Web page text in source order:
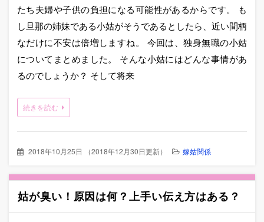
たち夫婦や子供の負担になる可能性があるからです。 も
し旦那の姉妹である小姑がそうであるとしたら、近い間柄
なだけに不安は倍増しますね。 今回は、独身無職の小姑
についてまとめました。 そんな小姑にはどんな事情があ
るのでしょうか？ そして将来
続きを読む
2018年10月25日 （2018年12月30日更新） 嫁姑関係
姑が臭い！原因は何？上手い伝え方はある？